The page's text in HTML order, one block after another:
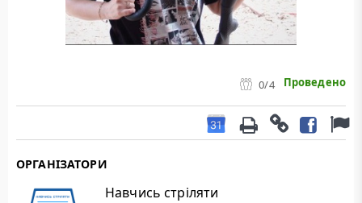
0/4 Проведено
ОРГАНІЗАТОРИ
Навчись стріляти